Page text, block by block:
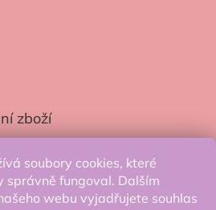
soubory cookies, které
správně fungoval. Dalším
webu vyjadřujete souhlas
zboží